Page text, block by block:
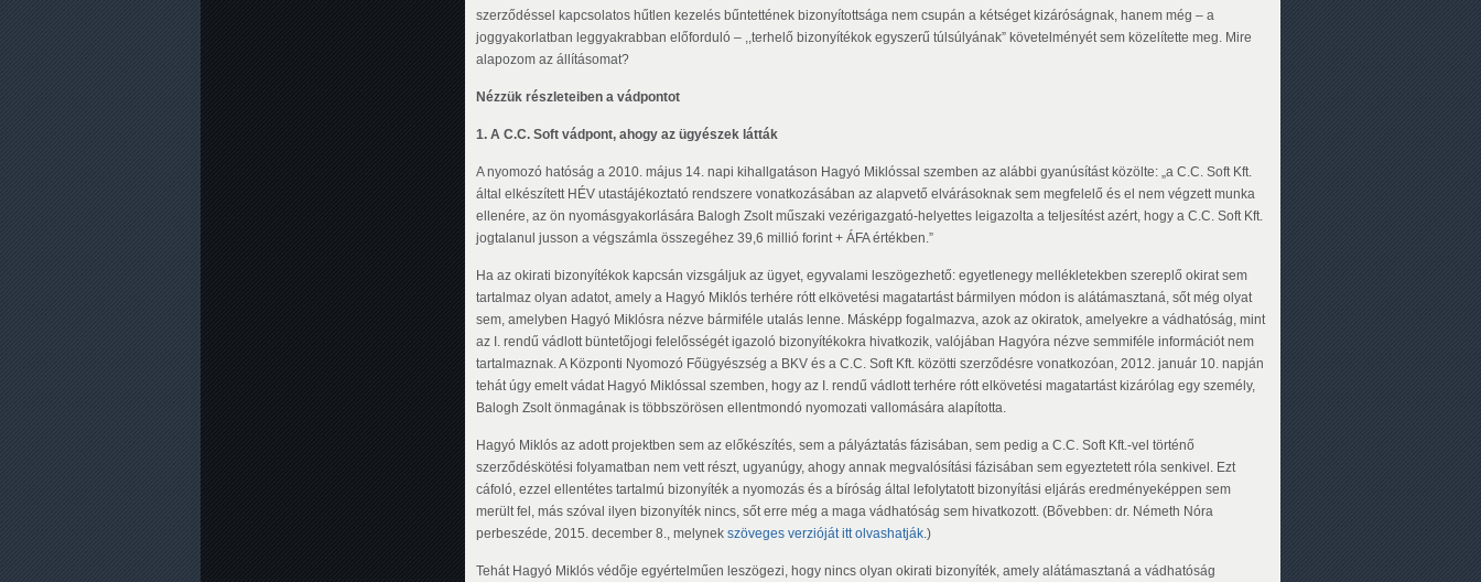
szerződéssel kapcsolatos hűtlen kezelés bűntettének bizonyítottsága nem csupán a kétséget kizáróságnak, hanem még – a
joggyakorlatban leggyakrabban előforduló – ,,terhelő bizonyítékok egyszerű túlsúlyának” követelményét sem közelítette meg. Mire
alapozom az állításomat?
Nézzük részleteiben a vádpontot
1. A C.C. Soft vádpont, ahogy az ügyészek látták
A nyomozó hatóság a 2010. május 14. napi kihallgatáson Hagyó Miklóssal szemben az alábbi gyanúsítást közölte: „a C.C. Soft Kft.
által elkészített HÉV utastájékoztató rendszere vonatkozásában az alapvető elvárásoknak sem megfelelő és el nem végzett munka
ellenére, az ön nyomásgyakorlására Balogh Zsolt műszaki vezérigazgató-helyettes leigazolta a teljesítést azért, hogy a C.C. Soft Kft.
jogtalanul jusson a végszámla összegéhez 39,6 millió forint + ÁFA értékben.”
Ha az okirati bizonyítékok kapcsán vizsgáljuk az ügyet, egyvalami leszögezhető: egyetlenegy mellékletekben szereplő okirat sem
tartalmaz olyan adatot, amely a Hagyó Miklós terhére rótt elkövetési magatartást bármilyen módon is alátámasztaná, sőt még olyat
sem, amelyben Hagyó Miklósra nézve bármiféle utalás lenne. Másképp fogalmazva, azok az okiratok, amelyekre a vádhatóság, mint
az I. rendű vádlott büntetőjogi felelősségét igazoló bizonyítékokra hivatkozik, valójában Hagyóra nézve semmiféle információt nem
tartalmaznak. A Központi Nyomozó Főügyészség a BKV és a C.C. Soft Kft. közötti szerződésre vonatkozóan, 2012. január 10. napján
tehát úgy emelt vádat Hagyó Miklóssal szemben, hogy az I. rendű vádlott terhére rótt elkövetési magatartást kizárólag egy személy,
Balogh Zsolt önmagának is többszörösen ellentmondó nyomozati vallomására alapította.
Hagyó Miklós az adott projektben sem az előkészítés, sem a pályáztatás fázisában, sem pedig a C.C. Soft Kft.-vel történő
szerződéskötési folyamatban nem vett részt, ugyanúgy, ahogy annak megvalósítási fázisában sem egyeztetett róla senkivel. Ezt
cáfoló, ezzel ellentétes tartalmú bizonyíték a nyomozás és a bíróság által lefolytatott bizonyítási eljárás eredményeképpen sem
merült fel, más szóval ilyen bizonyíték nincs, sőt erre még a maga vádhatóság sem hivatkozott. (Bővebben: dr. Németh Nóra
perbeszéde, 2015. december 8., melynek szöveges verzióját itt olvashatják. )
Tehát Hagyó Miklós védője egyértelműen leszögezi, hogy nincs olyan okirati bizonyíték, amely alátámasztaná a vádhatóság